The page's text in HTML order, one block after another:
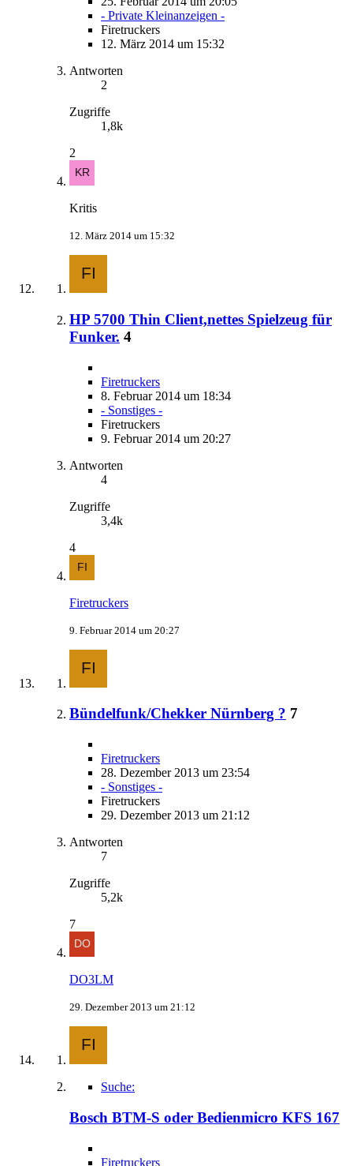
- Private Kleinanzeigen -
Firetruckers
12. März 2014 um 15:32
Antworten
2
Zugriffe
1,8k
2
Kritis
12. März 2014 um 15:32
HP 5700 Thin Client,nettes Spielzeug für
Funker. 4
Firetruckers
8. Februar 2014 um 18:34
- Sonstiges -
Firetruckers
9. Februar 2014 um 20:27
Antworten
4
Zugriffe
3,4k
4
Firetruckers
9. Februar 2014 um 20:27
Bündelfunk/Chekker Nürnberg ? 7
Firetruckers
28. Dezember 2013 um 23:54
- Sonstiges -
Firetruckers
29. Dezember 2013 um 21:12
Antworten
7
Zugriffe
5,2k
7
DO3LM
29. Dezember 2013 um 21:12
Suche:
Bosch BTM-S oder Bedienmicro KFS 167
Firetruckers